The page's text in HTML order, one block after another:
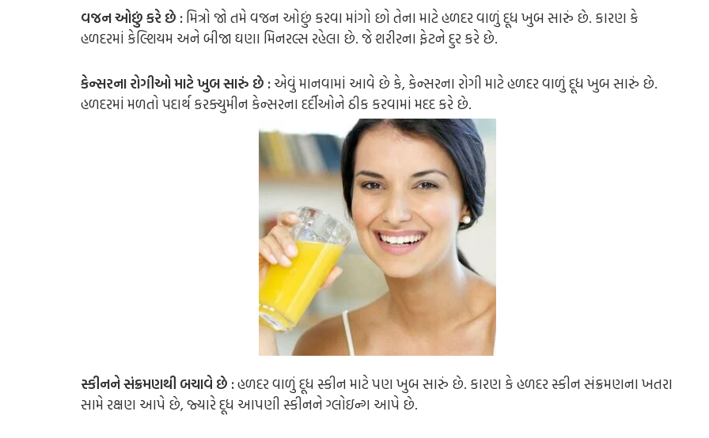
વજન ઓછું કરે છે :મિત્રો જો તમે વજન ઓછું કરવા માંગો છો તેના માટે હળદર વાળું દૂધ ખુબ સારું છે. કારણ કે
હળદરમાં કેલ્શિયમ અને બીજા ઘણા મિનરલ્સ રહેલા છે. જે શરીરના ફેટને દુર કરે છે.
કેન્સરના રોગીઓ માટે ખુબ સારું છે :એવું માનવામાં આવે છે કે, કેન્સરના રોગી માટે હળદર વાળું દૂધ ખુબ સારું છે.
હળદરમાં મળતો પદાર્થ કરક્યુમીન કેન્સરના દર્દીઓને ઠીક કરવામાં મદદ કરે છે.
સ્કીનને સંક્રમણથી બચાવે છે :હળદર વાળું દૂધ સ્કીન માટે પણ ખુબ સારું છે. કારણ કે હળદર સ્કીન સંક્રમણના ખતરા
સામે રક્ષણ આપે છે, જ્યારે દૂધ આપણી સ્કીનને ગ્લોઇન્ગ આપે છે.